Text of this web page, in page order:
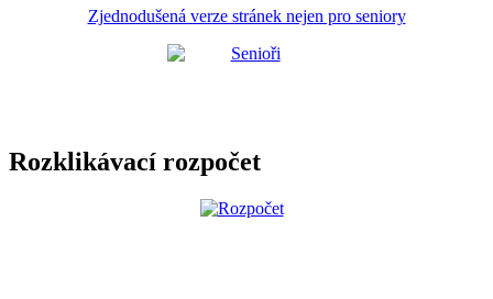
Zjednodušená verze stránek nejen pro seniory
Rozklikávací rozpočet